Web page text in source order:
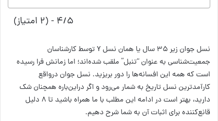
۴/۵ - (۲ امتیاز)
نسل جوان زیر ۳۵ سال یا همان نسل Y توسط کارشناسان
جمعیت‌شناسی به عنوان “تنبل” ملقب شده‌اند؛ اما زمانش فرا رسیده
است که همه این افسانه‌ها را دور بریزید. نسل جوان درواقع
کارآمدترین نسل تاریخ به شمار می‌رود و اگر دراین‌باره همچنان شک
دارید، بهتر است در ادامه این مطلب با ما همراه باشید تا ۸ دلیل
قانع‌کننده برای اثبات آن به شما شرح دهیم.